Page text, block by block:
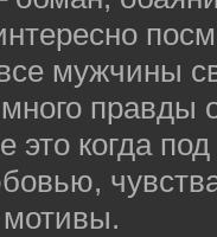
мужчины
правды
это когда